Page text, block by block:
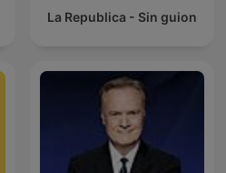
La Republica - Sin guion